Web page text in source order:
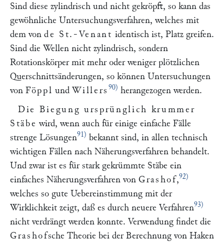
Sind diese zylindrisch und nicht gekröpft, so kann das
gewöhnliche Untersuchungsverfahren, welches mit
dem von de St.-Venant identisch ist, Platz greifen.
Sind die Wellen nicht zylindrisch, sondern
Rotationskörper mit mehr oder weniger plötzlichen
Querschnittsänderungen, so können Untersuchungen
von Föppl undWillers 90) herangezogen werden.
Die Biegung ursprünglich krummer
Stäbe wird, wenn auch für einige einfache Fälle
strenge Lösungen91) bekannt sind, in allen technisch
wichtigen Fällen nach Näherungsverfahren behandelt.
Und zwar ist es für stark gekrümmte Stäbe ein
einfaches Näherungsverfahren von Grashof,92)
welches so gute Uebereinstimmung mit der
Wirklichkeit zeigt, daß es durch neuere Verfahren93)
nicht verdrängt werden konnte. Verwendung findet die
Grashofsche Theorie bei der Berechnung von Haken